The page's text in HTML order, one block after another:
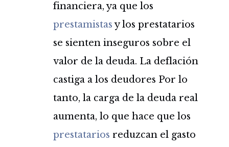
financiera, ya que los
prestamistasy los prestatarios
se sienten inseguros sobre el
valor de la deuda. La deflación
castiga a los deudores Por lo
tanto, la carga de la deuda real
aumenta, lo que hace que los
prestatarios reduzcan el gasto